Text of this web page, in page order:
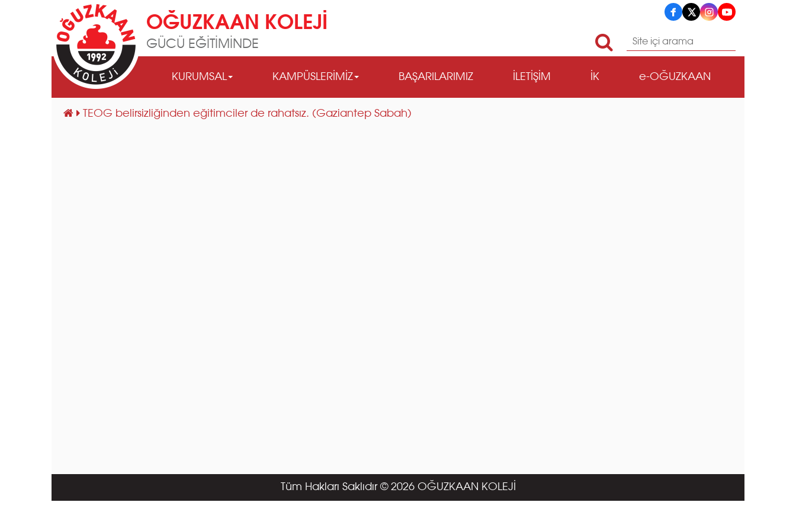
OĞUZKAAN KOLEJİ
GÜCÜ EĞİTİMİNDE
KURUMSAL KAMPÜSLERİMİZ BAŞARILARIMIZ İLETİŞİM İK e-OĞUZKAAN
TEOG belirsizliğinden eğitimciler de rahatsız. (Gaziantep Sabah)
Tüm Hakları Saklıdır © 2026 OĞUZKAAN KOLEJİ